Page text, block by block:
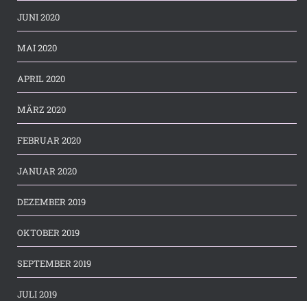
JUNI 2020
MAI 2020
APRIL 2020
MÄRZ 2020
FEBRUAR 2020
JANUAR 2020
DEZEMBER 2019
OKTOBER 2019
SEPTEMBER 2019
JULI 2019